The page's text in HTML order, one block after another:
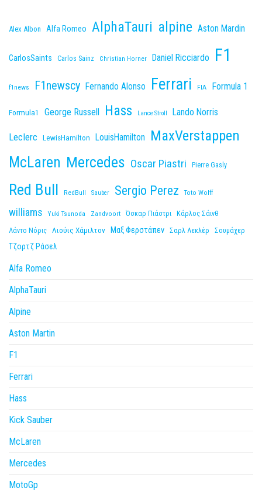
Alex Albon Alfa Romeo AlphaTauri alpine Aston Mardin
CarlosSaints Carlos Sainz Christian Horner Daniel Ricciardo F1
f1news F1newscy Fernando Alonso Ferrari FIA Formula 1
Formula1 George Russell Hass Lance Stroll Lando Norris
Leclerc LewisHamilton LouisHamilton MaxVerstappen
McLaren Mercedes Oscar Piastri Pierre Gasly
Red Bull RedBull Sauber Sergio Perez Toto Wolff
williams Yuki Tsunoda Zandvoort Όσκαρ Πιάστρι Κάρλος Σάινθ
Λάντο Νόρις Λιούις Χάμιλτον Μαξ Φερστάπεν Σαρλ Λεκλέρ Σουμάχερ
Τζορτζ Ράσελ
Alfa Romeo
AlphaTauri
Alpine
Aston Martin
F1
Ferrari
Hass
Kick Sauber
McLaren
Mercedes
MotoGp